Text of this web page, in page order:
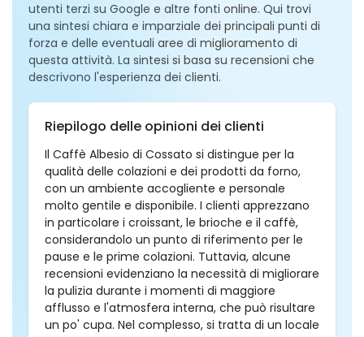
utenti terzi su Google e altre fonti online. Qui trovi
una sintesi chiara e imparziale dei principali punti di
forza e delle eventuali aree di miglioramento di
questa attività. La sintesi si basa su recensioni che
descrivono l'esperienza dei clienti.
Riepilogo delle opinioni dei clienti
Il Caffè Albesio di Cossato si distingue per la
qualità delle colazioni e dei prodotti da forno,
con un ambiente accogliente e personale
molto gentile e disponibile. I clienti apprezzano
in particolare i croissant, le brioche e il caffè,
considerandolo un punto di riferimento per le
pause e le prime colazioni. Tuttavia, alcune
recensioni evidenziano la necessità di migliorare
la pulizia durante i momenti di maggiore
afflusso e l'atmosfera interna, che può risultare
un po' cupa. Nel complesso, si tratta di un locale